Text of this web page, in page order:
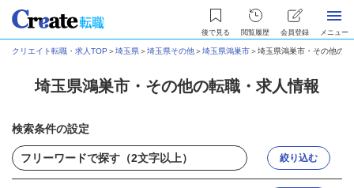
後で見る 閲覧履歴 会員登録 メニュー
クリエイト転職・求人TOP ＞埼玉県＞埼玉県その他＞埼玉県鴻巣市＞埼玉県鴻巣市・その他の
埼玉県鴻巣市・その他の転職・求人情報
検索条件の設定
絞り込む